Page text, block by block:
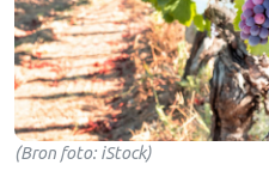
(Bron foto: iStock)